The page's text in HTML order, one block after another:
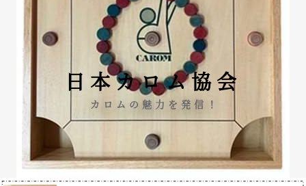
日本カロム協会
カロムの魅力を発信！